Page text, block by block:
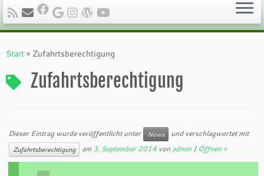
Inhalt
Start » Zufahrtsberechtigung
Zufahrtsberechtigung
Dieser Eintrag wurde veröffentlicht unter News und verschlagwortet mit
Zufahrtsberechtigung am 3. September 2014 von admin | Öffnen »